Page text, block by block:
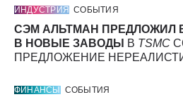
ИНДУСТРИЯ СОБЫТИЯ
СЭМ АЛЬТМАН ПРЕДЛОЖИЛ
В НОВЫЕ ЗАВОДЫ
В TSMC
ПРЕДЛОЖЕНИЕ
ФИНАНСЫ СОБЫТИЯ